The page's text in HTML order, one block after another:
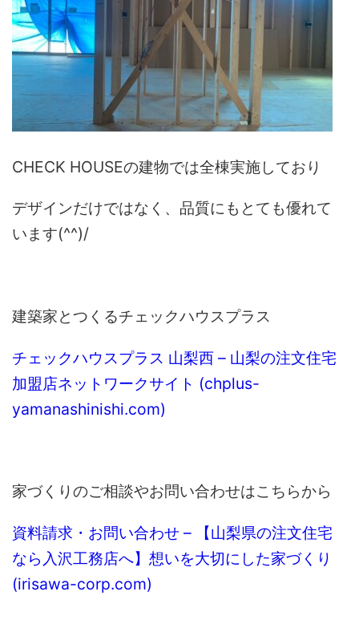
CHECK HOUSEの建物では全棟実施しており
デザインだけではなく、品質にもとても優れて
います(^^)/
建築家とつくるチェックハウスプラス
チェックハウスプラス 山梨西 – 山梨の注文住宅
加盟店ネットワークサイト (chplus-
yamanashinishi.com)
家づくりのご相談やお問い合わせはこちらから
資料請求・お問い合わせ – 【山梨県の注文住宅
なら入沢工務店へ】想いを大切にした家づくり
(irisawa-corp.com)